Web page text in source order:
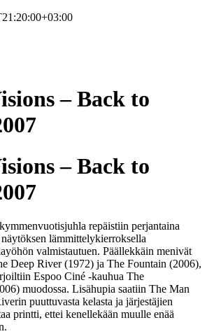
– Back to
– Back to
repäistiin perjantaina
lämmittelykierroksella
valmistautuen. Päällekkäin menivät
Deep River (1972) ja The Fountain (2006),
Espoo Ciné -kauhua The
muodossa. Lisähupia saatiin The Man
puuttuvasta kelasta ja järjestäjien
printti, ettei kenellekään muulle enää